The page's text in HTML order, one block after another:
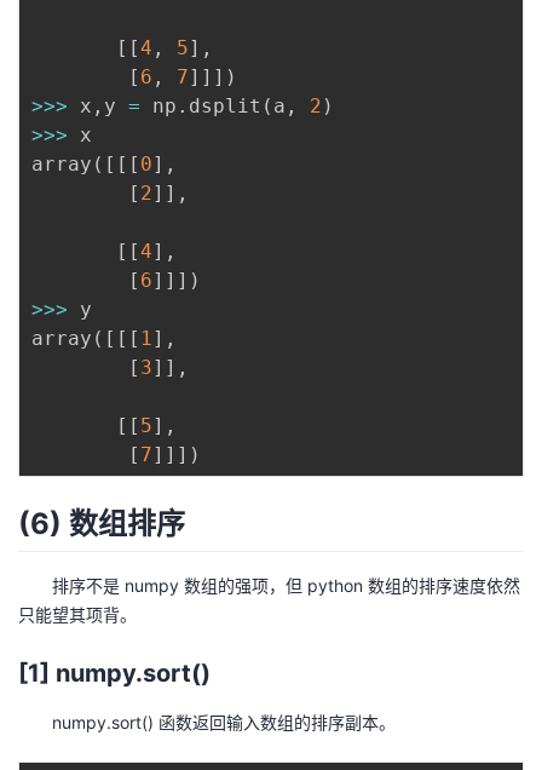
[ [4 , 5] ,
[ 6 , 7] ] ] )
>>> x , y = np . dsplit ( a , 2 )
>>> x
array ( [ [ [ 0] ,
[ 2] ] ,
[ [4] ,
[ 6] ] ] )
>>> y
array ( [ [ [ 1] ,
[ 3] ] ,
[ [ 5] ,
[ 7] ] ] )
(6) 数组排序
排序不是 numpy 数组的强项，但 python 数组的排序速度依然
只能望其项背。
[1] numpy.sort()
numpy.sort() 函数返回输入数组的排序副本。